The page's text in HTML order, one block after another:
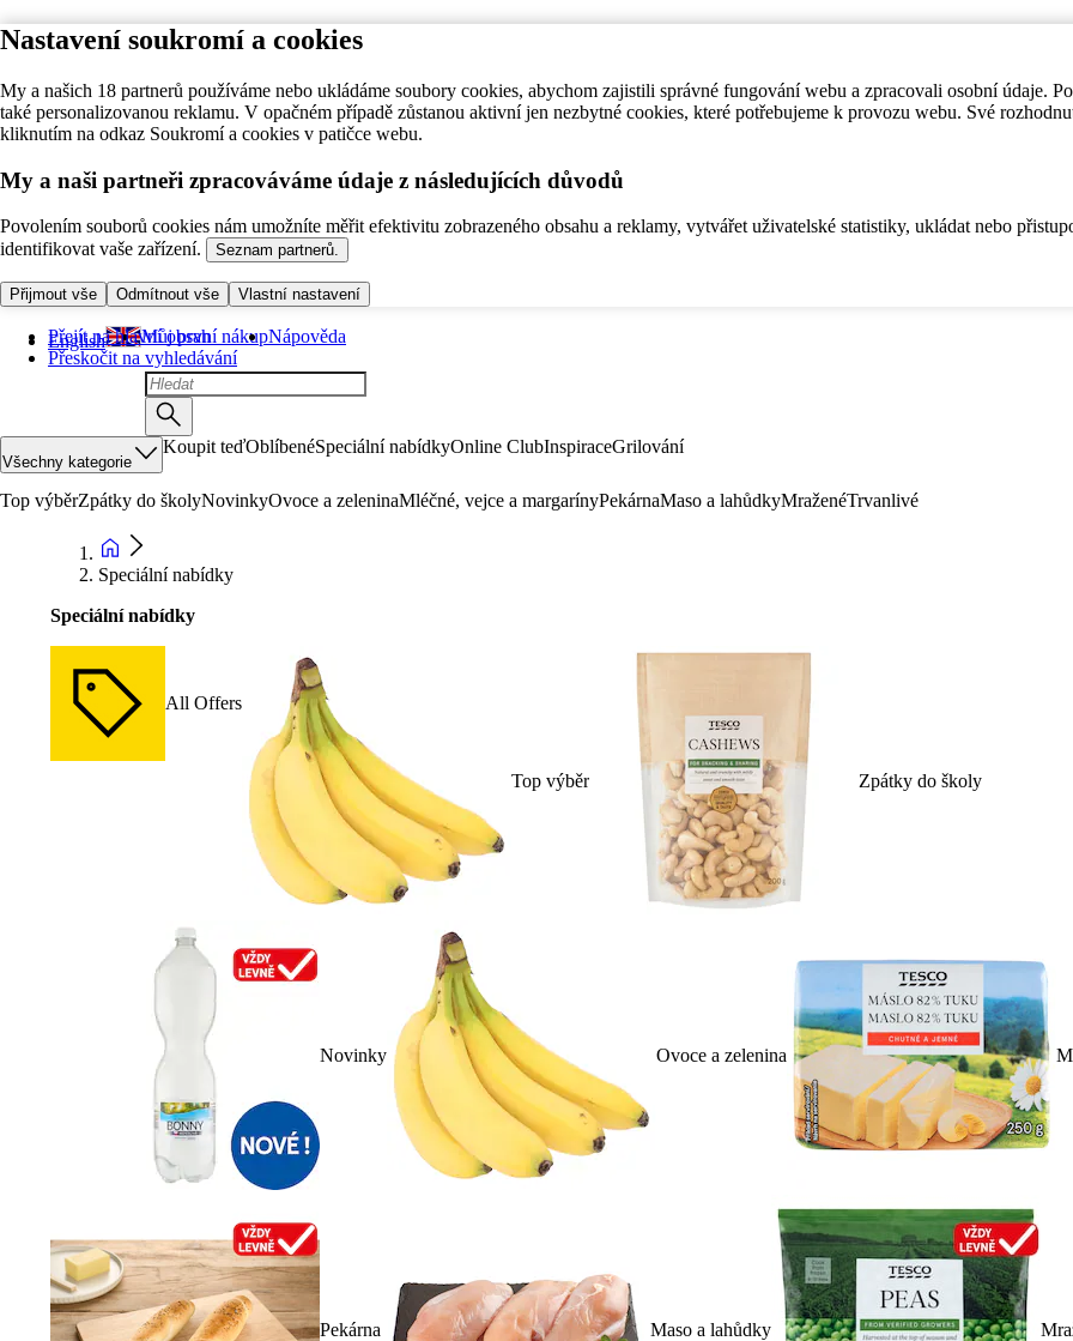
Nastavení soukromí a cookies
My a našich 18 partnerů používáme nebo ukládáme soubory cookies, abychom zajistili správné fungování webu a zpracovali osobní údaje.
také personalizovanou reklamu. V opačném případě zůstanou aktivní jen nezbytné cookies, které potřebujeme k provozu webu. Své
kliknutím na odkaz Soukromí a cookies v patičce webu.
My a naši partneři zpracováváme údaje z následujících důvodů
Povolením souborů cookies nám umožníte měřit efektivitu zobrazeného obsahu a reklamy, vytvářet uživatelské statistiky, ukládat nebo
identifikovat vaše zařízení.
Seznam partnerů.
Přijmout vše Odmítnout vše Vlastní nastavení
Přejít na hlavní obsah
Přeskočit na vyhledávání
English Můj první nákupNápověda
Všechny kategorie
Koupit teďOblíbenéSpeciální nabídkyOnline ClubInspiraceGrilování
Top výběrZpátky do školyNovinkyOvoce a zeleninaMléčné, vejce a margarínyPekárnaMaso a lahůdkyMraženéTrvanlivé
Speciální nabídky
Speciální nabídky
All Offers
Top výběr Zpátky do školy
Novinky Ovoce a zelenina
Pekárna Maso a lahůdky